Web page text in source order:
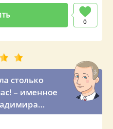
0
столько
– именное